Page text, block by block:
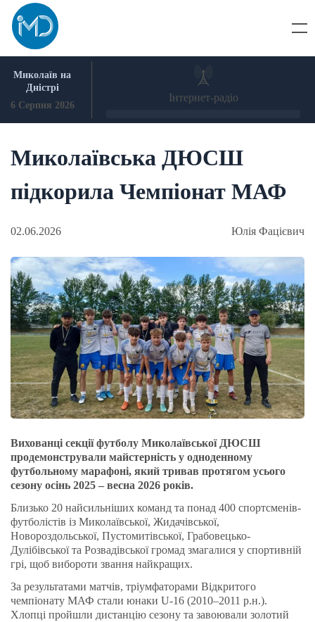
Skip
content
Миколаїв на
Дністрі
6 Серпня 2026
Інтернет-радіо
Миколаївська ДЮСШ
підкорила Чемпіонат МАФ
02.06.2026 Юлія Фацієвич
Вихованці секції футболу Миколаївської ДЮСШ
продемонстрували майстерність у одноденному
футбольному марафоні, який тривав протягом усього
сезону осінь 2025 – весна 2026 років.
Близько 20 найсильніших команд та понад 400 спортсменів-
футболістів із Миколаївської, Жидачівської,
Новороздольської, Пустомитівської, Грабовецько-
Дулібівської та Розвадівської громад змагалися у спортивній
грі, щоб вибороти звання найкращих.
За результатами матчів, тріумфаторами Відкритого
чемпіонату МАФ стали юнаки U-16 (2010–2011 р.н.).
Хлопці пройшли дистанцію сезону та завоювали золотий